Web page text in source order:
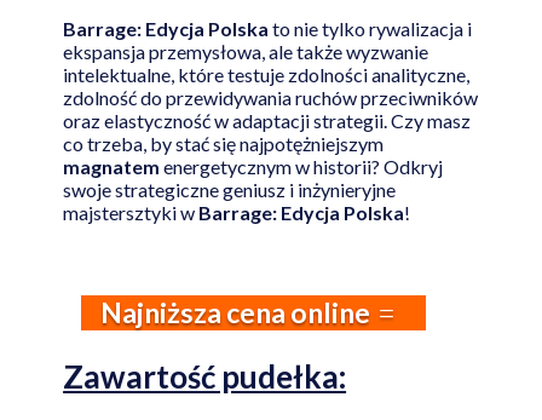
Barrage: Edycja Polska to nie tylko rywalizacja i
ekspansja przemysłowa, ale także wyzwanie
intelektualne, które testuje zdolności analityczne,
zdolność do przewidywania ruchów przeciwników
oraz elastyczność w adaptacji strategii. Czy masz
co trzeba, by stać się najpotężniejszym
magnatem energetycznym w historii? Odkryj
swoje strategiczne geniusz i inżynieryjne
majstersztyki w Barrage: Edycja Polska!
Najniższa cena online
Zawartość pudełka: